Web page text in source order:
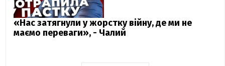
«Нас затягнули у жорстку війну, де ми не
маємо переваги», - Чалий